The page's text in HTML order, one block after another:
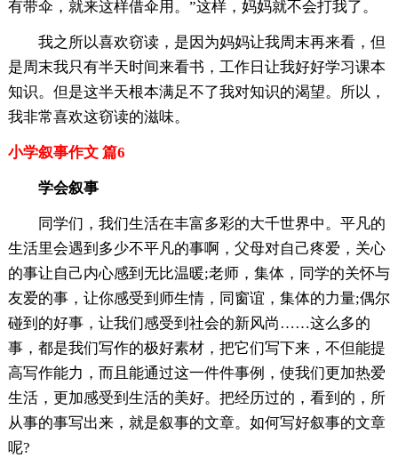
有带伞，就来这样借伞用。”这样，妈妈就不会打我了。
我之所以喜欢窃读，是因为妈妈让我周末再来看，但
是周末我只有半天时间来看书，工作日让我好好学习课本
知识。但是这半天根本满足不了我对知识的渴望。所以，
我非常喜欢这窃读的滋味。
小学叙事作文 篇6
学会叙事
同学们，我们生活在丰富多彩的大千世界中。平凡的
生活里会遇到多少不平凡的事啊，父母对自己疼爱，关心
的事让自己内心感到无比温暖;老师，集体，同学的关怀与
友爱的事，让你感受到师生情，同窗谊，集体的力量;偶尔
碰到的好事，让我们感受到社会的新风尚……这么多的
事，都是我们写作的极好素材，把它们写下来，不但能提
高写作能力，而且能通过这一件件事例，使我们更加热爱
生活，更加感受到生活的美好。把经历过的，看到的，所
从事的事写出来，就是叙事的文章。如何写好叙事的文章
呢?